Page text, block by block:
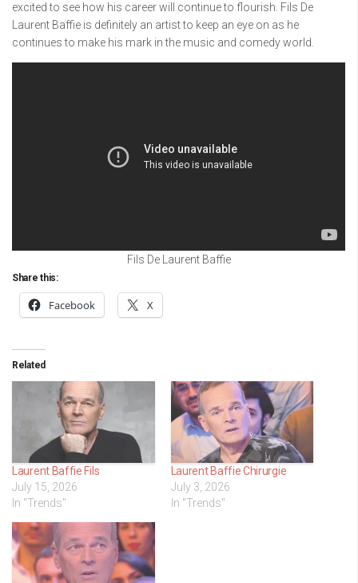
excited to see how his career will continue to flourish. Fils De
Laurent Baffie is definitely an artist to keep an eye on as he
continues to make his mark in the music and comedy world.
Fils De Laurent Baffie
Share this:
Facebook X
Related
Laurent Baffie Fils
July 15, 2026
In "Trends"
Laurent Baffie Chirurgie
July 3, 2026
In "Trends"